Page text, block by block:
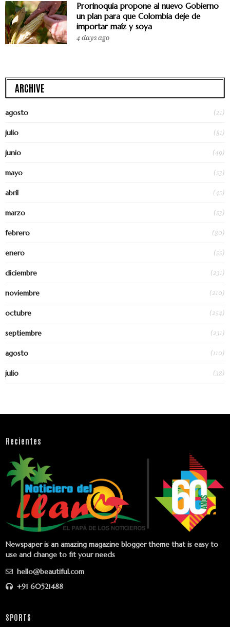
Prorinoquia propone al nuevo Gobierno
un plan para que Colombia deje de
importar maíz y soya
4 days ago
ARCHIVE
agosto (21)
julio (81)
junio (49)
mayo (53)
abril (45)
marzo (53)
febrero (80)
enero (55)
diciembre (231)
noviembre (210)
octubre (254)
septiembre (231)
agosto (110)
julio (38)
Recientes
Newspaper is an amazing magazine blogger theme that is easy to
use and change to fit your needs
hello@beautiful.com
+91 60521488
SPORTS